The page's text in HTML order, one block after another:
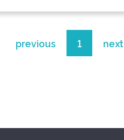
previous 1 next